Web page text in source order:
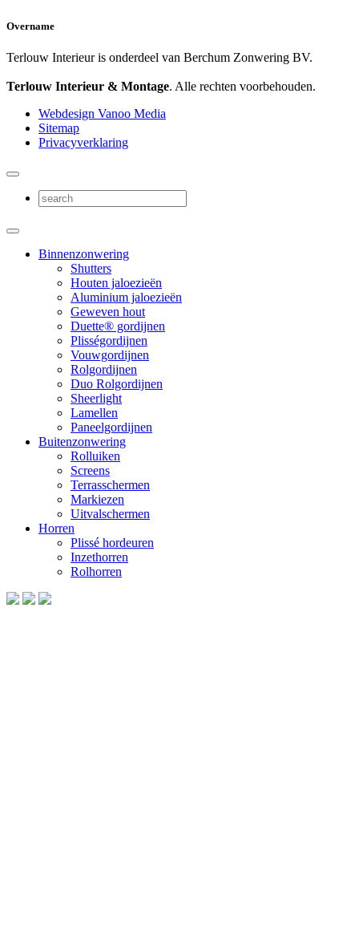
Overname
Terlouw Interieur is onderdeel van Berchum Zonwering BV.
Terlouw Interieur & Montage. Alle rechten voorbehouden.
Webdesign Vanoo Media
Sitemap
Privacyverklaring
Binnenzonwering
Shutters
Houten jaloezieën
Aluminium jaloezieën
Geweven hout
Duette® gordijnen
Plisségordijnen
Vouwgordijnen
Rolgordijnen
Duo Rolgordijnen
Sheerlight
Lamellen
Paneelgordijnen
Buitenzonwering
Rolluiken
Screens
Terrasschermen
Markiezen
Uitvalschermen
Horren
Plissé hordeuren
Inzethorren
Rolhorren